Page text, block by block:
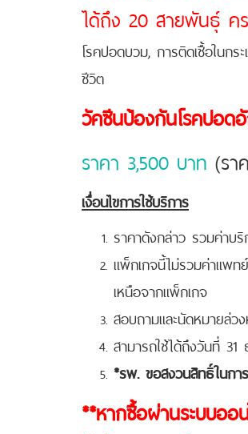
ได้ถึง 20 สายพันธุ์ ค
โรคปอดบวม, การติดเชื้อในกร
ชีวิต
วัคซีนป้องกันโรคปอด
ราคา 3,500 บาท (รา
เงื่อนไขการใช้บริการ
ราคาดังกล่าว รวมค่าบ
แพ็กเกจนี้ไม่รวมค่าแพ
เหนือจากแพ็กเกจ
สอบถามและนัดหมายล่
สามารถใช้ได้ถึงวันที่ 31
*รพ. ขอสงวนสิทธิ์ในการ
**หากซื้อผ่านระบบอ